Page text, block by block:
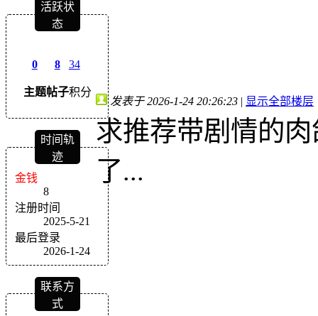
活跃状
态
0
主题
8
帖子
34
积分
时间轨
迹
金钱
8
注册时间
2025-5-21
最后登录
2026-1-24
联系方
式
发表于 2026-1-24 20:26:23 | 显示全部楼层
求推荐带剧情的
了...